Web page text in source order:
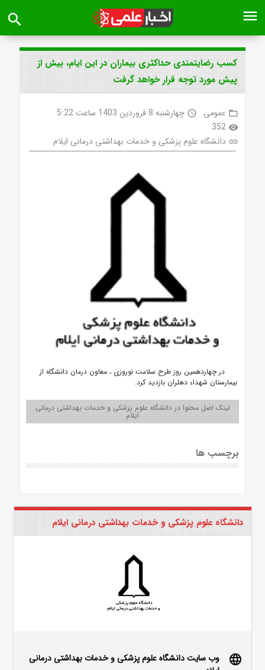
menu
search
کسب رضایتمندی حداکثری بیماران در این ایام، بیش از
پیش مورد توجه قرار خواهد گرفت
folder_open عمومی access_time چهارشنبه 8 فروردین 1403 ساعت 5:22
visibility
352
link دانشگاه علوم پزشکی و خدمات بهداشتی درمانی ایلام
در چهاردهمین روز طرح سلامت نوروزی ، معاون درمان دانشگاه از
بیمارستان شهداء دهلران بازدید کرد.
لینک اصل محتوا در دانشگاه علوم پزشکی و خدمات بهداشتی درمانی
ایلام
برچسب ها
دانشگاه علوم پزشکی و خدمات بهداشتی درمانی ایلام
language
وب سایت دانشگاه علوم پزشکی و خدمات بهداشتی درمانی